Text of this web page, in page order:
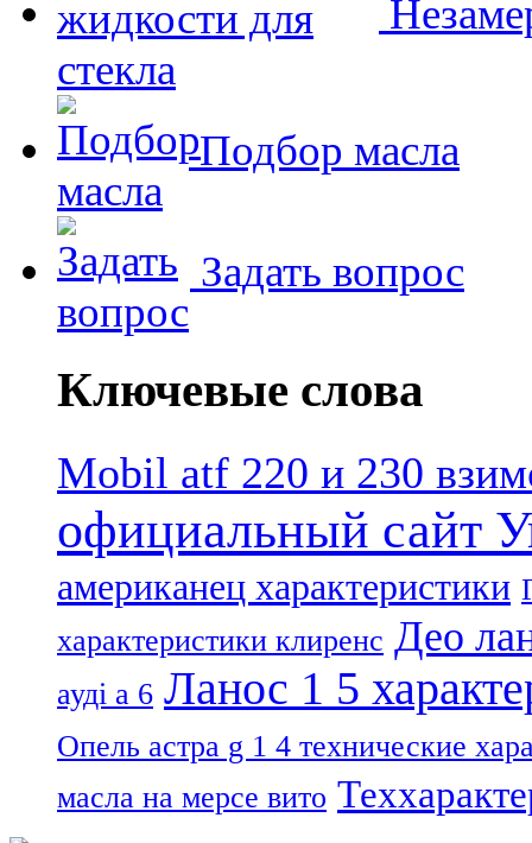
Подбор масла
Задать вопрос
Ключевые слова
Mobil atf 220 и 230
официальный сайт
американец характеристики
характеристики клиренс Део
ауді а 6 Ланос 1 5
Опель астра g 1 4 технические
масла на мерсе вито